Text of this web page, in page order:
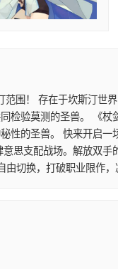
围！ 存在于坎斯汀世
检验莫测的圣兽。 《
性的圣兽。 快来开启
意思支配战场。解放双
切换，打破职业限作